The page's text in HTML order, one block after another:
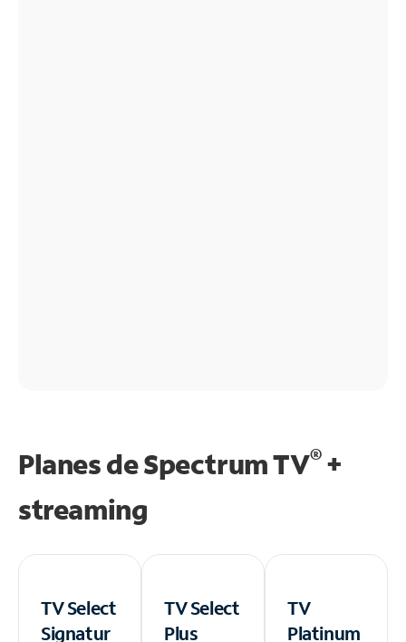
Planes de Spectrum TV®+
streaming
TV Select
Signatur
TV Select
Plus
TV
Platinum